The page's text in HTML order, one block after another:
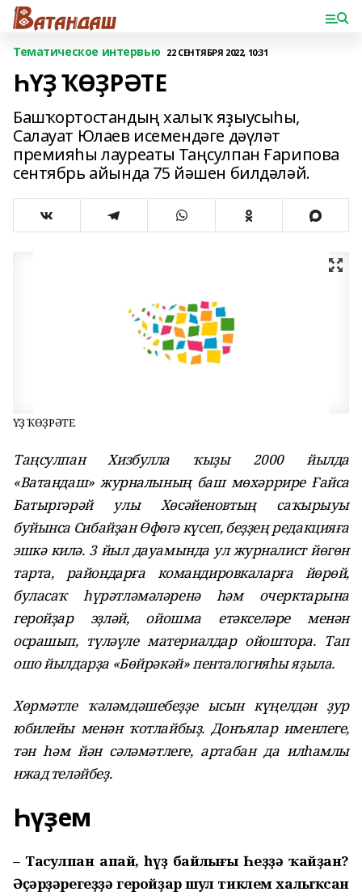
Тематическое интервью 22 СЕНТЯБРЯ 2022, 10:31
ҺҮҘ ҠӨҘРӘТЕ
Башҡортостандың халыҡ яҙыусыһы,
Салауат Юлаев исемендәге дәүләт
премияһы лауреаты Таңсулпан Ғарипова
сентябрь айында 75 йәшен билдәләй.
ҺҮҘ ҠӨҘРӘТЕ
Таңсулпан Хизбулла ҡыҙы 2000 йылда
«Ватандаш» журналының баш мөхәррире Ғайса
Батыргәрәй улы Хөсәйеновтың саҡырыуы
буйынса Сибайҙан Өфөгә күсеп, беҙҙең редакцияға
эшкә килә. 3 йыл дауамында ул журналист йөгөн
тарта, райондарға командировкаларға йөрөй,
буласаҡ һүрәтләмәләренә һәм очерктарына
геройҙар эҙләй, ойошма етәкселәре менән
осрашып, түләүле материалдар ойоштора. Тап
ошо йылдарҙа «Бөйрәкәй» пенталогияһы яҙыла.
Хөрмәтле ҡәләмдәшебеҙҙе ысын күңелдән ҙур
юбилейы менән ҡотлайбыҙ. Донъялар именлеге,
тән һәм йән сәләмәтлеге, артабан да илһамлы
ижад теләйбеҙ.
Һүҙем
– Таңсулпан апай, һүҙ байлығы Һеҙҙә ҡайҙан?
Әҫәрҙәрегеҙҙә геройҙар шул тиклем халыҡсан